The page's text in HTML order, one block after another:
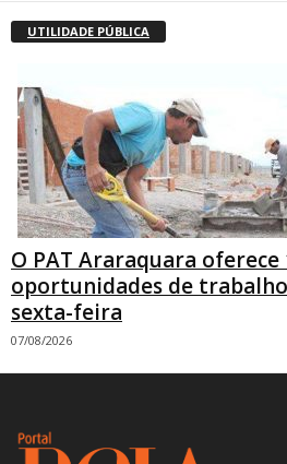
UTILIDADE PÚBLICA
O PAT Araraquara oferece
oportunidades de
sexta-feira
07/08/2026